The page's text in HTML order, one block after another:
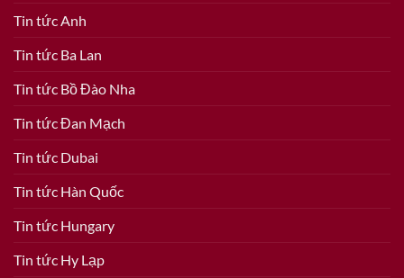
Tin tức Anh
Tin tức Ba Lan
Tin tức Bồ Đào Nha
Tin tức Đan Mạch
Tin tức Dubai
Tin tức Hàn Quốc
Tin tức Hungary
Tin tức Hy Lạp